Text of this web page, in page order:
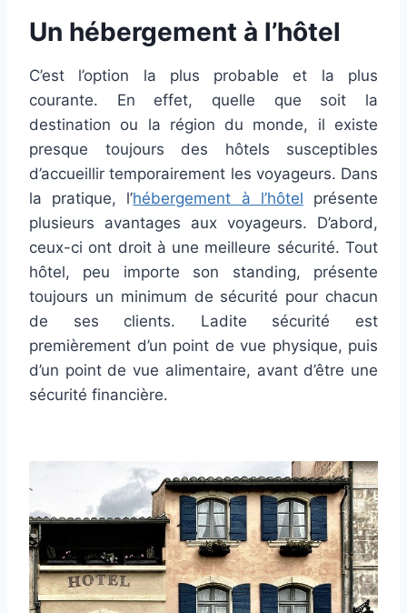
Un hébergement à l’hôtel
C’est l’option la plus probable et la plus
courante. En effet, quelle que soit la
destination ou la région du monde, il existe
presque toujours des hôtels susceptibles
d’accueillir temporairement les voyageurs. Dans
la pratique, l’hébergement à l’hôtel présente
plusieurs avantages aux voyageurs. D’abord,
ceux-ci ont droit à une meilleure sécurité. Tout
hôtel, peu importe son standing, présente
toujours un minimum de sécurité pour chacun
de ses clients. Ladite sécurité est
premièrement d’un point de vue physique, puis
d’un point de vue alimentaire, avant d’être une
sécurité financière.